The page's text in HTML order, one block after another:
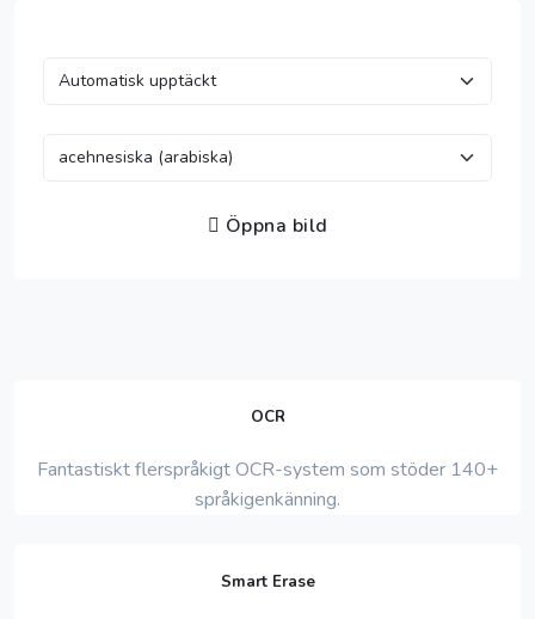
Öppna bild
OCR
Fantastiskt flerspråkigt OCR-system som stöder 140+
språkigenkänning.
Smart Erase